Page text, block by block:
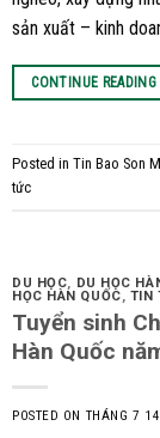
sản xuất – kinh
CONTINUE READING
Posted in Tin Bao Son
tức
DU HỌC, DU HỌC
HỌC HÀN QUỐC, TIN
Tuyển sinh
Hàn Quốc
POSTED ON THÁNG 7